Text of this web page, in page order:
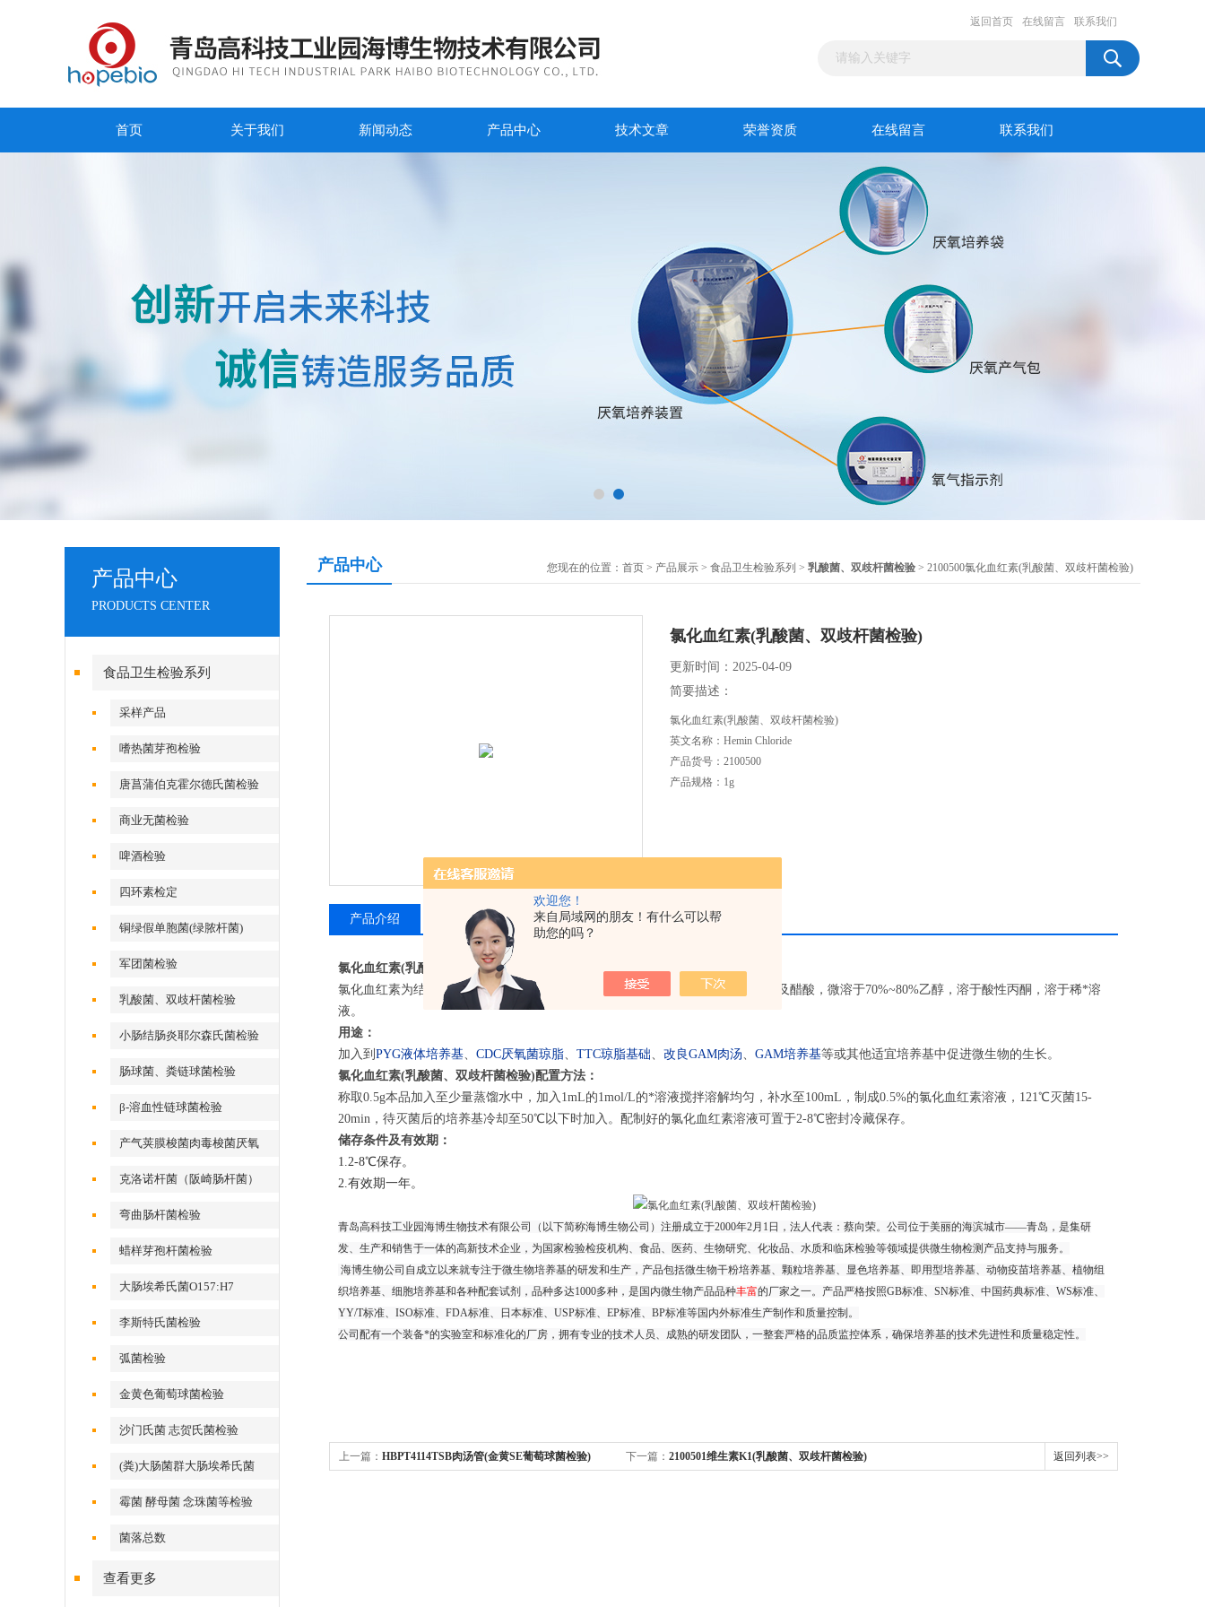
欢迎您！
来自局域网的朋友！有什么可以帮
助您的吗？
返回首页 在线留言 联系我们
首页 关于我们 新闻动态 产品中心 技术文章 荣誉资质 在线留言 联系我们
产品中心
PRODUCTS CENTER
食品卫生检验系列
采样产品
嗜热菌芽孢检验
唐菖蒲伯克霍尔德氏菌检验
商业无菌检验
啤酒检验
四环素检定
铜绿假单胞菌(绿脓杆菌)
军团菌检验
乳酸菌、双歧杆菌检验
小肠结肠炎耶尔森氏菌检验
肠球菌、粪链球菌检验
β-溶血性链球菌检验
产气荚膜梭菌肉毒梭菌厌氧
克洛诺杆菌（阪崎肠杆菌）
弯曲肠杆菌检验
蜡样芽孢杆菌检验
大肠埃希氏菌O157:H7
李斯特氏菌检验
弧菌检验
金黄色葡萄球菌检验
沙门氏菌 志贺氏菌检验
(粪)大肠菌群大肠埃希氏菌
霉菌 酵母菌 念珠菌等检验
菌落总数
查看更多
产品中心 您现在的位置： 首页 > 产品展示 > 食品卫生检验系列 > 乳酸菌、双歧杆菌检验 > 2100500氯化血红素(乳酸菌、双歧杆菌检验)
氯化血红素(乳酸菌、双歧杆菌检验)
更新时间：2025-04-09
简要描述：
氯化血红素(乳酸菌、双歧杆菌检验)
英文名称：Hemin Chloride
产品货号：2100500
产品规格：1g
产品介绍 相关产品 留言询价
氯化血红素(乳酸菌、双歧杆菌检验)
氯化血红素为结晶或粉末，透光为黑褐色，折光为钢蓝色，无臭无味，不溶于水及醋酸，微溶于70%~80%乙醇，溶于酸性丙酮，溶于稀*溶
液。
用途：
加入到 PYG液体培养基、 CDC厌氧菌琼脂、 TTC琼脂基础、 改良GAM肉汤、 GAM培养基等或其他适宜培养基中促进微生物的生长。
氯化血红素(乳酸菌、双歧杆菌检验)配置方法：
称取0.5g本品加入至少量蒸馏水中，加入1mL的1mol/L的*溶液搅拌溶解均匀，补水至100mL，制成0.5%的氯化血红素溶液，121℃灭菌15-
20min，待灭菌后的培养基冷却至50℃以下时加入。配制好的氯化血红素溶液可置于2-8℃密封冷藏保存。
储存条件及有效期：
1.2-8℃保存。
2.有效期一年。
青岛高科技工业园海博生物技术有限公司（以下简称海博生物公司）注册成立于2000年2月1日，法人代表：蔡向荣。公司位于美丽的海滨城市——青岛，是集研
发、生产和销售于一体的高新技术企业，为国家检验检疫机构、食品、医药、生物研究、化妆品、水质和临床检验等领域提供微生物检测产品支持与服务。
海博生物公司自成立以来就专注于微生物培养基的研发和生产，产品包括微生物干粉培养基、颗粒培养基、显色培养基、即用型培养基、动物疫苗培养基、植物组
织培养基、细胞培养基和各种配套试剂，品种多达1000多种，是国内微生物产品品种丰富的厂家之一。产品严格按照GB标准、SN标准、中国药典标准、WS标准、
YY/T标准、ISO标准、FDA标准、日本标准、USP标准、EP标准、BP标准等国内外标准生产制作和质量控制。
公司配有一个装备*的实验室和标准化的厂房，拥有专业的技术人员、成熟的研发团队，一整套严格的品质监控体系，确保培养基的技术先进性和质量稳定性。
上一篇： HBPT4114TSB肉汤管(金黄SE葡萄球菌检验) 下一篇： 2100501维生素K1(乳酸菌、双歧杆菌检验) 返回列表>>